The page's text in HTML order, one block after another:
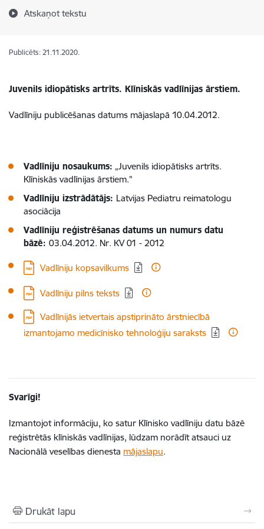
Atskaņot tekstu
Publicēts: 21.11.2020.
Juvenils idiopātisks artrīts. Klīniskās vadlīnijas ārstiem.
Vadlīniju publicēšanas datums mājaslapā 10.04.2012.
Vadlīniju nosaukums: „Juvenils idiopātisks artrīts.
Klīniskās vadlīnijas ārstiem."
Vadlīniju izstrādātājs: Latvijas Pediatru reimatologu
asociācija
Vadlīniju reģistrēšanas datums un numurs datu
bāzē: 03.04.2012. Nr. KV 01 - 2012
Lejupielādēt:
Vadlīniju kopsavilkums
Lejupielādēt:
Vadlīniju pilns teksts
Lejupielādēt:
Vadlīnijās ietvertais apstiprināto ārstniecībā
izmantojamo medicīnisko tehnoloģiju saraksts
Svarīgi!
Izmantojot informāciju, ko satur Klīnisko vadlīniju datu bāzē
reģistrētās klīniskās vadlīnijas, lūdzam norādīt atsauci uz
Nacionālā veselības dienesta mājaslapu.
Drukāt lapu